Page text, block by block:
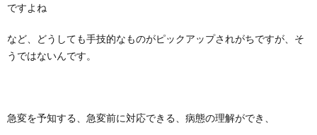
ですよね
など、どうしても手技的なものがピックアップされがちですが、そ
うではないんです。
急変を予知する、急変前に対応できる、病態の理解ができ、